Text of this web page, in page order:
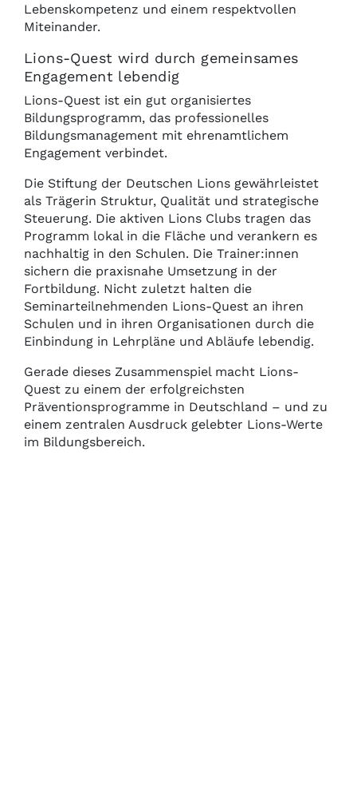
Lebenskompetenz und einem respektvollen
Miteinander.
Lions-Quest wird durch gemeinsames
Engagement lebendig
Lions-Quest ist ein gut organisiertes
Bildungsprogramm, das professionelles
Bildungsmanagement mit ehrenamtlichem
Engagement verbindet.
Die Stiftung der Deutschen Lions gewährleistet
als Trägerin Struktur, Qualität und strategische
Steuerung. Die aktiven Lions Clubs tragen das
Programm lokal in die Fläche und verankern es
nachhaltig in den Schulen. Die Trainer:innen
sichern die praxisnahe Umsetzung in der
Fortbildung. Nicht zuletzt halten die
Seminarteilnehmenden Lions-Quest an ihren
Schulen und in ihren Organisationen durch die
Einbindung in Lehrpläne und Abläufe lebendig.
Gerade dieses Zusammenspiel macht Lions-
Quest zu einem der erfolgreichsten
Präventionsprogramme in Deutschland – und zu
einem zentralen Ausdruck gelebter Lions-Werte
im Bildungsbereich.